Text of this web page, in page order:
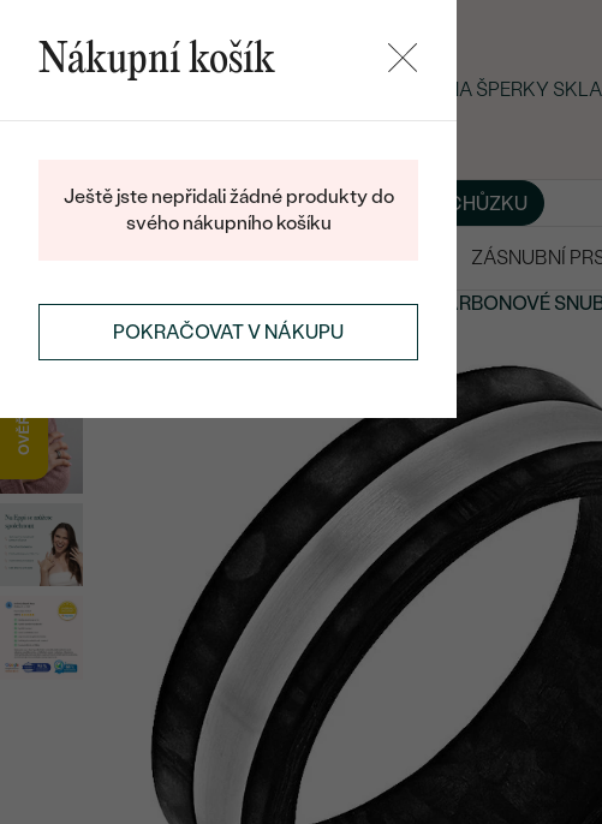
LETNÍ BLACK FRIDAY: −25 % NA ŠPERKY
BLOGŠPERKY NA MÍRU DOMLUVIT SI SCHŮZKU
ZÁSNUBNÍ
SNUBNÍ PRSTENYNETRADIČNÍSNUBNÍ PRSTENY KARBONOVÉ
Nákupní košík
Ještě jste nepřidali žádné produkty do
svého nákupního košíku
POKRAČOVAT V NÁKUPU